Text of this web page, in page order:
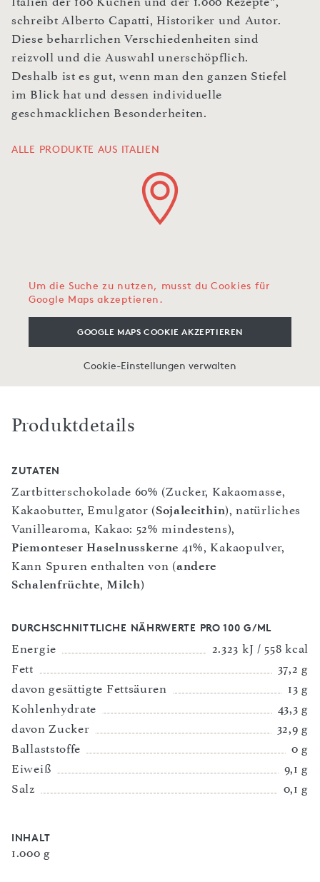
schreibt Alberto Capatti, Historiker und Autor.
Diese beharrlichen Verschiedenheiten sind
reizvoll und die Auswahl unerschöpflich.
Deshalb ist es gut, wenn man den ganzen Stiefel
im Blick hat und dessen individuelle
geschmacklichen Besonderheiten.
ALLE PRODUKTE AUS ITALIEN
Um die Suche zu nutzen, musst du Cookies für
Google Maps akzeptieren.
GOOGLE MAPS COOKIE AKZEPTIEREN
Cookie-Einstellungen verwalten
Produktdetails
ZUTATEN
Zartbitterschokolade 60% (Zucker, Kakaomasse,
Kakaobutter, Emulgator (Sojalecithin), natürliches
Vanillearoma, Kakao: 52% mindestens),
Piemonteser Haselnusskerne 41%, Kakaopulver,
Kann Spuren enthalten von (andere
Schalenfrüchte, Milch)
DURCHSCHNITTLICHE NÄHRWERTE PRO 100 G/ML
Energie
2.323 kJ / 558 kcal
Fett
37,2 g
davon gesättigte Fettsäuren
13 g
Kohlenhydrate
43,3 g
davon Zucker
32,9 g
Ballaststoffe
0 g
Eiweiß
9,1 g
Salz
0,1 g
INHALT
1.000 g